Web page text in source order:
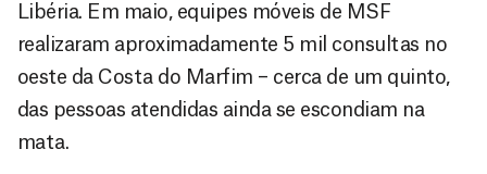
Libéria. Em maio, equipes móveis de MSF
realizaram aproximadamente 5 mil consultas no
oeste da Costa do Marfim – cerca de um quinto,
das pessoas atendidas ainda se escondiam na
mata.